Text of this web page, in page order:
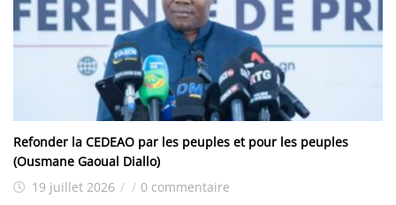
Refonder la CEDEAO par les peuples et pour les peuples
(Ousmane Gaoual Diallo)
19 juillet 2026 / / 0 commentaire